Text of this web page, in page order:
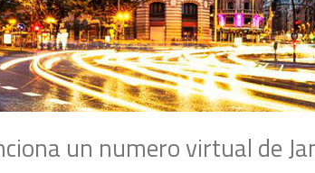
un numero virtual de